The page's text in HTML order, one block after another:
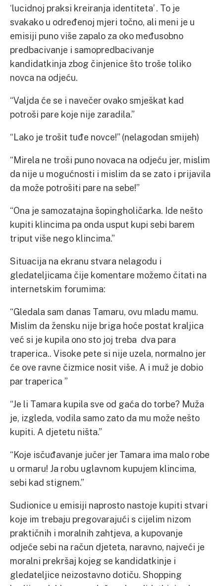
‘lucidnoj praksi kreiranja identiteta’ . To je
svakako u određenoj mjeri točno, ali meni je u
emisiji puno više zapalo za oko međusobno
predbacivanje i samopredbacivanje
kandidatkinja zbog činjenice što troše toliko
novca na odjeću.
“Valjda će se i navečer ovako smješkat kad
potroši pare koje nije zaradila.”
“Lako je trošit tuđe novce!” (nelagodan smijeh)
“Mirela ne troši puno novaca na odjeću jer, mislim
da nije u mogućnosti i mislim da se zato i prijavila
da može potrošiti pare na sebe!”
“Ona je samozatajna šopingholičarka. Ide nešto
kupiti klincima pa onda usput kupi sebi barem
triput više nego klincima.”
Situacija na ekranu stvara nelagodu i
gledateljicama čije komentare možemo čitati na
internetskim forumima:
“Gledala sam danas Tamaru, ovu mladu mamu.
Mislim da žensku nije briga hoće postat kraljica
već si je kupila ono sto joj treba dva para
traperica.. Visoke pete si nije uzela, normalno jer
će ove ravne čizmice nosit više. A i muž je dobio
par traperica ”
“Je li Tamara kupila sve od gaća do torbe? Muža
je, izgleda, vodila samo zato da mu može nešto
kupiti. A djetetu ništa.”
“Koje isčuđavanje jučer jer Tamara ima malo robe
u ormaru! Ja robu uglavnom kupujem klincima,
sebi kad stignem.”
Sudionice u emisiji naprosto nastoje kupiti stvari
koje im trebaju pregovarajući s cijelim nizom
praktičnih i moralnih zahtjeva, a kupovanje
odjeće sebi na račun djeteta, naravno, najveći je
moralni prekršaj kojeg se kandidatkinje i
gledateljice neizostavno dotiču. Shopping